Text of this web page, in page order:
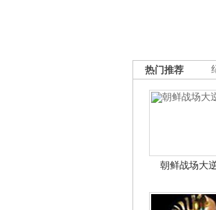
热门推荐
朝鲜战场大